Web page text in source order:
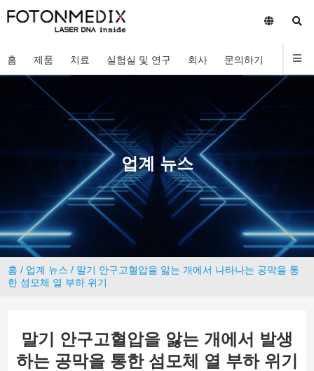
홈 제품 치료 실험실 및 연구 회사 문의하기
업계 뉴스
홈 / 업계 뉴스 / 말기 안구고혈압을 앓는 개에서 나타나는 공막을 통
한 섬모체 열 부하 위기
말기 안구고혈압을 앓는 개에서 발생
하는 공막을 통한 섬모체 열 부하 위기